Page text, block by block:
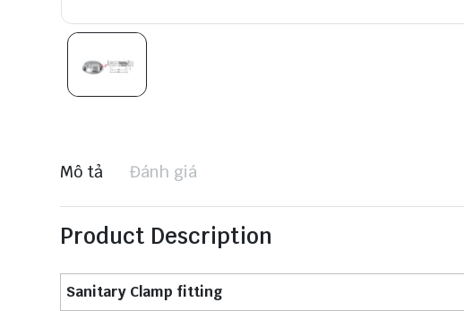
Mô tả Đánh giá
Product Description
Sanitary Clamp fitting